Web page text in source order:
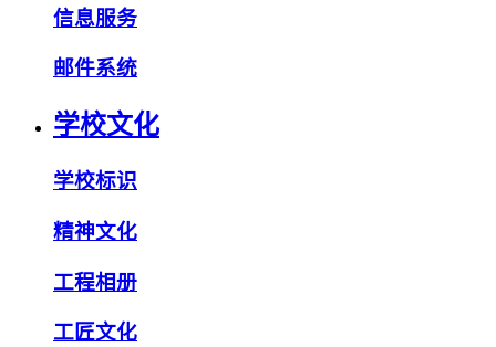
信息服务
邮件系统
学校文化
学校标识
精神文化
工程相册
工匠文化